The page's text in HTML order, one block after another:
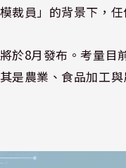
裁員」的背景下，
於8月發布。考量目
是農業、食品加工